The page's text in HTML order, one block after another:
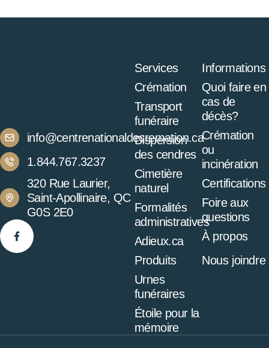
info@centrenationaldecremation.ca
1.844.767.3237
320 Rue Laurier,
Saint-Apollinaire, QC
G0S 2E0
Services
Crémation
Transport
funéraire
Dispersion
des cendres
Cimetière
naturel
Formalités
administratives
Adieux.ca
Produits
Urnes
funéraires
Étoile pour la
mémoire
Informations
Quoi faire en
cas de
décès?
Crémation
ou
incinération
Certifications
Foire aux
questions
À propos
Nous joindre